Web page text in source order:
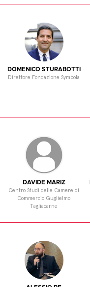
DOMENICO STURABOTTI
Direttore Fondazione Symbola
DAVIDE MARIZ
Centro Studi delle Camere di
Commercio Guglielmo
Tagliacarne